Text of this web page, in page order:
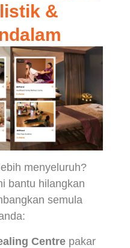
&
menyeluruh?
bantu hilangkan
semula
Centre pakar